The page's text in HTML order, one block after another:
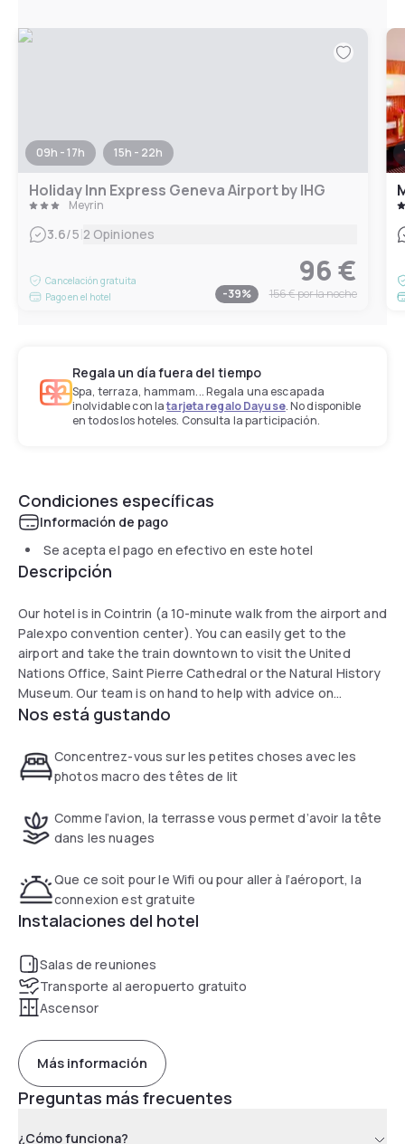
09h - 17h 15h - 22h
Holiday Inn Express Geneva Airport by IHG
Meyrin
3.6/5 2 Opiniones
Cancelación gratuita
Pago en el hotel
96 €
-39% 156 €por la noche
Regala un día fuera del tiempo
Spa, terraza, hammam... Regala una escapada
inolvidable con latarjeta regalo Dayuse. No disponible
en todos los hoteles. Consulta la participación.
Condiciones específicas
Información de pago
Se acepta el pago en efectivo en este hotel
Descripción
Our hotel is in Cointrin (a 10-minute walk from the airport and
Palexpo convention center). You can easily get to the
airport and take the train downtown to visit the United
Nations Office, Saint Pierre Cathedral or the Natural History
Museum. Our team is on hand to help with advice on
excursions and/or attractions if you want to explore the
Nos está gustando
Concentrez-vous sur les petites choses avec les
photos macro des têtes de lit
Comme l’avion, la terrasse vous permet d’avoir la tête
dans les nuages
Que ce soit pour le Wifi ou pour aller à l’aéroport, la
connexion est gratuite
Instalaciones del hotel
Salas de reuniones
Transporte al aeropuerto gratuito
Ascensor
Más información
Preguntas más frecuentes
¿Cómo funciona?